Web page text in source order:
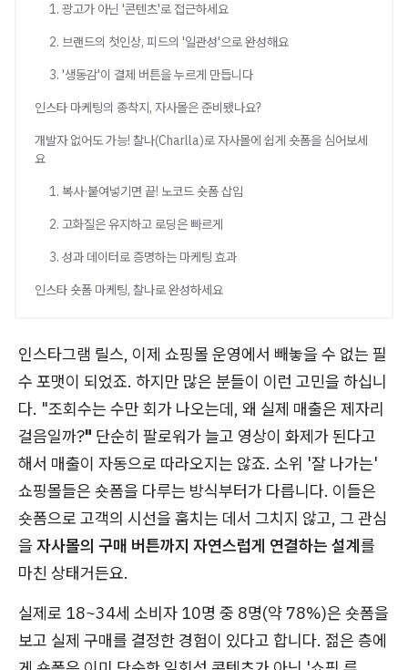
1. 광고가 아닌 '콘텐츠'로 접근하세요
2. 브랜드의 첫인상, 피드의 '일관성'으로 완성해요
3. '생동감'이 결제 버튼을 누르게 만듭니다
인스타 마케팅의 종착지, 자사몰은 준비됐나요?
개발자 없어도 가능! 찰나(Charlla)로 자사몰에 쉽게 숏폼을 심어보세
요
1. 복사·붙여넣기면 끝! 노코드 숏폼 삽입
2. 고화질은 유지하고 로딩은 빠르게
3. 성과 데이터로 증명하는 마케팅 효과
인스타 숏폼 마케팅, 찰나로 완성하세요
인스타그램 릴스, 이제 쇼핑몰 운영에서 빼놓을 수 없는 필
수 포맷이 되었죠. 하지만 많은 분들이 이런 고민을 하십니
다. "조회수는 수만 회가 나오는데, 왜 실제 매출은 제자리
걸음일까?" 단순히 팔로워가 늘고 영상이 화제가 된다고
해서 매출이 자동으로 따라오지는 않죠. 소위 '잘 나가는'
쇼핑몰들은 숏폼을 다루는 방식부터가 다릅니다. 이들은
숏폼으로 고객의 시선을 훔치는 데서 그치지 않고, 그 관심
을 자사몰의 구매 버튼까지 자연스럽게 연결하는 설계를
마친 상태거든요.
실제로 18~34세 소비자 10명 중 8명(약 78%)은 숏폼을
보고 실제 구매를 결정한 경험이 있다고 합니다. 젊은 층에